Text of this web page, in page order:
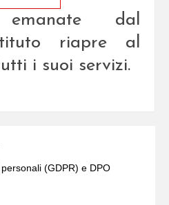
emanate dal
riapre al
i suoi servizi.
(GDPR) e DPO